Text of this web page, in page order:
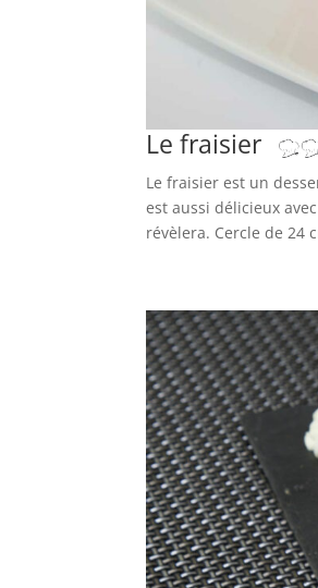
Le fraisier
Le fraisier est un
est aussi délicieux
révèlera. Cercle de 24